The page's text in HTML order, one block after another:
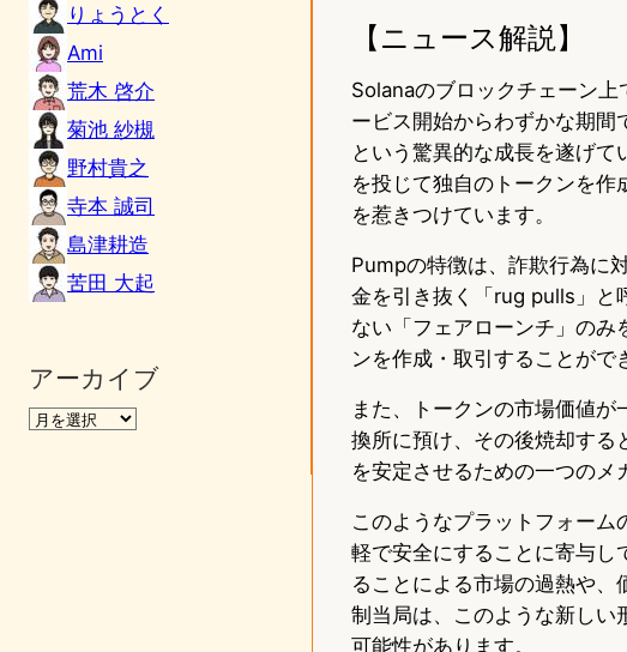
りょうとく
Ami
荒木 啓介
菊池 紗槻
野村貴之
寺本 誠司
島津耕造
苦田 大起
アーカイブ
【ニュース解説】
Solanaのブロックチェーン
ービス開始からわずかな期
という驚異的な成長を遂げ
を投じて独自のトークンを
を惹きつけています。
Pumpの特徴は、詐欺行為に
金を引き抜く「rug pulls」と
ない「フェアローンチ」のみ
ンを作成・取引することがで
また、トークンの市場価値
換所に預け、その後焼却する
を安定させるための一つのメ
このようなプラットフォー
軽で安全にすることに寄与し
ることによる市場の過熱や
制当局は、このような新しい
可能性があります。